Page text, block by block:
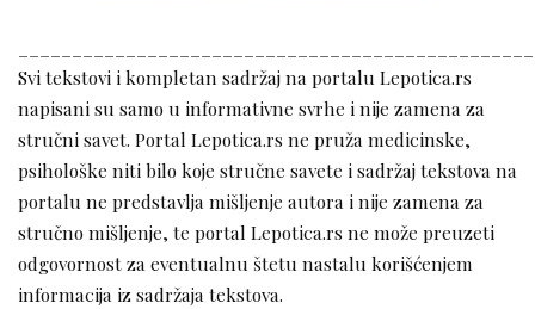
Svi tekstovi i kompletan sadržaj na portalu Lepotica.rs
napisani su samo u informativne svrhe i nije zamena za
stručni savet. Portal Lepotica.rs ne pruža medicinske,
psihološke niti bilo koje stručne savete i sadržaj tekstova na
portalu ne predstavlja mišljenje autora i nije zamena za
stručno mišljenje, te portal Lepotica.rs ne može preuzeti
odgovornost za eventualnu štetu nastalu korišćenjem
informacija iz sadržaja tekstova.